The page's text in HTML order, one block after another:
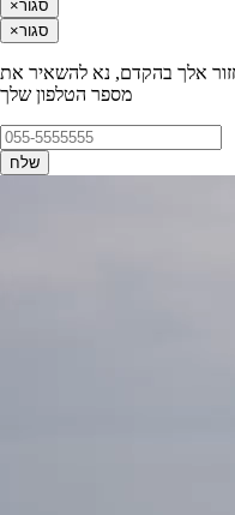
×סגור
×סגור
אלך בהקדם, נא להשאיר את
מספר הטלפון שלך
שלח